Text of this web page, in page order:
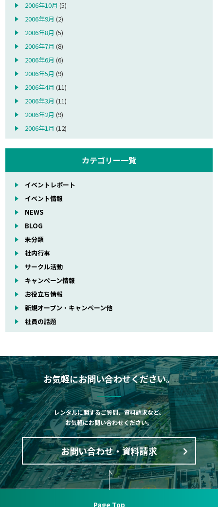
2006年10月 (5)
2006年9月 (2)
2006年8月 (5)
2006年7月 (8)
2006年6月 (6)
2006年5月 (9)
2006年4月 (11)
2006年3月 (11)
2006年2月 (9)
2006年1月 (12)
カテゴリー一覧
イベントレポート
イベント情報
NEWS
BLOG
未分類
社内行事
サークル活動
キャンペーン情報
お役立ち情報
新規オープン・キャンペーン他
社員の話題
お気軽にお問い合わせください。
レンタルに関するご質問、資料請求など、
お気軽にお問い合わせください。
お問い合わせ・資料請求
Page Top